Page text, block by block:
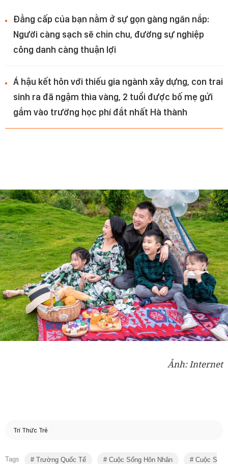
Đẳng cấp của bạn nằm ở sự gọn gàng ngăn nắp:
Người càng sạch sẽ chỉn chu, đường sự nghiệp
công danh càng thuận lợi
Á hậu kết hôn với thiếu gia ngành xây dựng, con trai
sinh ra đã ngậm thìa vàng, 2 tuổi được bố mẹ gửi
gắm vào trường học phí đắt nhất Hà thành
Ảnh: Internet
Trí Thức Trẻ
Tags Trường Quốc Tế Cuộc Sống Hôn Nhân Cuộc